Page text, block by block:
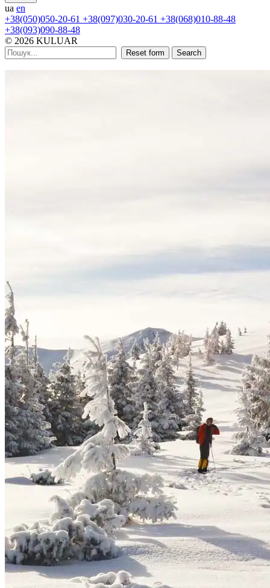
ua en
+38(050)050-20-61 +38(097)030-20-61 +38(068)010-88-48
+38(093)090-88-48
© 2026 KULUAR
Reset form Search